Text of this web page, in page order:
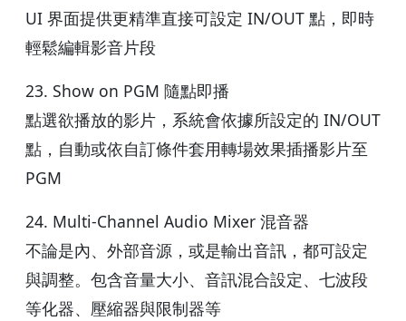
UI 界面提供更精準直接可設定 IN/OUT 點，即時
輕鬆編輯影音片段
23. Show on PGM 隨點即播
點選欲播放的影片，系統會依據所設定的 IN/OUT
點，自動或依自訂條件套用轉場效果插播影片至
PGM
24. Multi-Channel Audio Mixer 混音器
不論是內、外部音源，或是輸出音訊，都可設定
與調整。包含音量大小、音訊混合設定、七波段
等化器、壓縮器與限制器等